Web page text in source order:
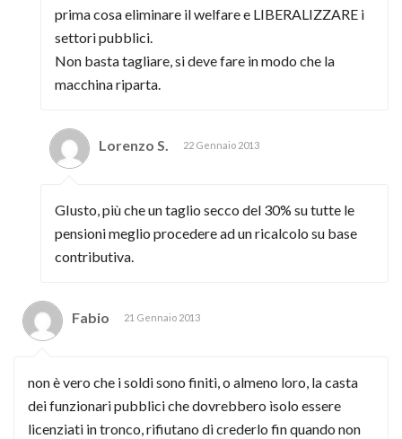
prima cosa eliminare il welfare e LIBERALIZZARE i
settori pubblici.
Non basta tagliare, si deve fare in modo che la
macchina riparta.
Lorenzo S. 22 Gennaio 2013
GIusto, più che un taglio secco del 30% su tutte le
pensioni meglio procedere ad un ricalcolo su base
contributiva.
Fabio 21 Gennaio 2013
non è vero che i soldi sono finiti, o almeno loro, la casta
dei funzionari pubblici che dovrebbero ìsolo essere
licenziati in tronco, rifiutano di crederlo fin quando non